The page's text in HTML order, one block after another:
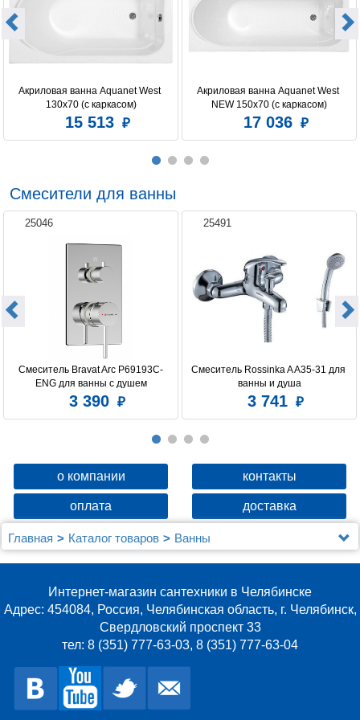
сенсорный Smart TV 12",
пульт ДУ, радио
Расположение слива
стандартное
Регулировка интенсивности массажа
Установка пристенная
Форсунок аэромассажа
Акриловая ванна Aquanet West
130x70 (с каркасом)
15 513
Акриловая ванна Aquanet West
NEW 150x70 (с каркасом)
17 036
Смесители для ванны
25046
Смеситель Bravat Arc P69193C-
ENG для ванны с душем
3 390
25491
Смеситель Rossinka A A35-31 для
ванны и душа
3 741
о компании контакты
оплата доставка
Главная Каталог товаров
Ванны
Акриловая ванна Gemy G9086 O L
Интернет-магазин сантехники в Челябинске
Адрес: 454084, Россия, Челябинская область, г. Челябинск,
Свердловский проспект 33
тел: 8 (351) 777-63-03, 8 (351) 777-63-04